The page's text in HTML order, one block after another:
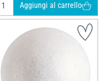
Aggiungi al carrello